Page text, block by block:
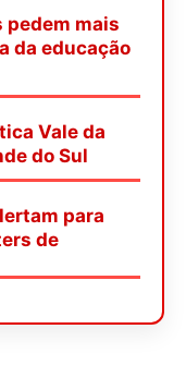
pedem mais
da educação
Vale da
do Sul
para
de